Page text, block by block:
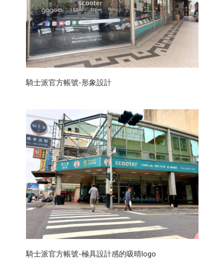
騎士派官方帳號-形象設計
騎士派官方帳號-極具設計感的吸晴logo